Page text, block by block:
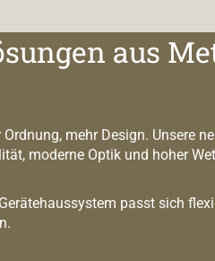
aus
mehr Design. Unsere
moderne Optik und hoher
passt sich